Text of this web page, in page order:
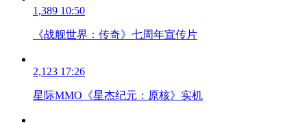
1,389 10:50
《战舰世界：传奇》七周年宣传片
2,123 17:26
星际MMO《星杰纪元：原核》实机